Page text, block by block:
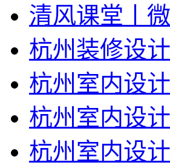
清风课堂丨
杭州装修设
杭州室内设
杭州室内设
杭州室内设